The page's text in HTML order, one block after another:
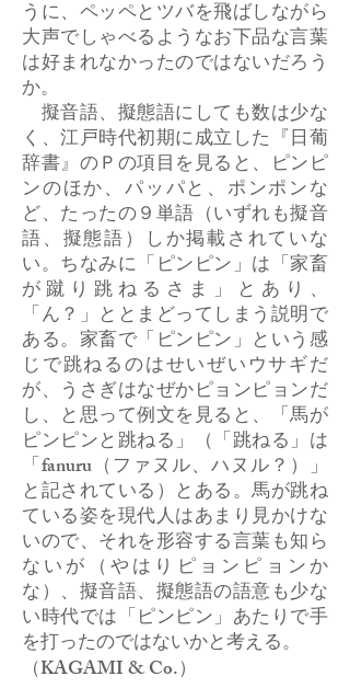
うに、ペッペとツバを飛ばしながら
大声でしゃべるようなお下品な言葉
は好まれなかったのではないだろう
か。
擬音語、擬態語にしても数は少な
く、江戸時代初期に成立した『日葡
辞書』のＰの項目を見ると、ピンピ
ンのほか、パッパと、ポンポンな
ど、たったの９単語（いずれも擬音
語、擬態語）しか掲載されていな
い。ちなみに「ピンピン」は「家畜
が蹴り跳ねるさま」とあり、
「ん？」ととまどってしまう説明で
ある。家畜で「ピンピン」という感
じで跳ねるのはせいぜいウサギだ
が、うさぎはなぜかピョンピョンだ
し、と思って例文を見ると、「馬が
ピンピンと跳ねる」（「跳ねる」は
「fanuru（ファヌル、ハヌル？）」
と記されている）とある。馬が跳ね
ている姿を現代人はあまり見かけな
いので、それを形容する言葉も知ら
ないが（やはりピョンピョンか
な）、擬音語、擬態語の語意も少な
い時代では「ピンピン」あたりで手
を打ったのではないかと考える。
（KAGAMI & Co.）